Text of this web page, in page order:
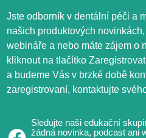
Jste odborník v dentální péči a
našich produktových
webináře a nebo máte zájem o
kliknout na tlačítko
a budeme Vás v brzké době
zaregistrovaní, kontaktujte
Sledujte naši edukační
žádná novinka, podcast ani